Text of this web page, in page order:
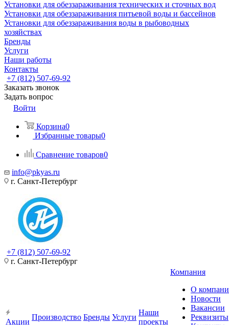
Установки для обеззараживания технических и сточных вод
Установки для обеззараживания питьевой воды и бассейнов
Установки для обеззараживания воды в рыбоводных
хозяйствах
Бренды
Услуги
Наши работы
Контакты
+7 (812) 507-69-92
Заказать звонок
Задать вопрос
Войти
Корзина0
Избранные товары0
Сравнение товаров0
info@pkyas.ru
г. Санкт-Петербург
+7 (812) 507-69-92
г. Санкт-Петербург
Акции
Производство Бренды Услуги
Наши
проекты
Компания
О
Новости
Вакансии
Реквизиты